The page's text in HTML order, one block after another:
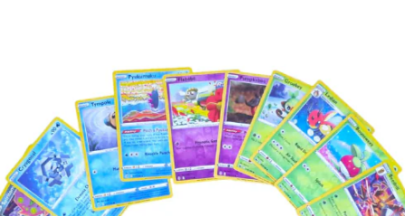
€5.00